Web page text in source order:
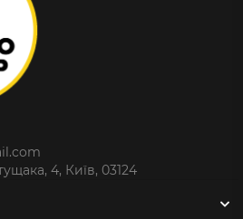
4, Київ, 03124